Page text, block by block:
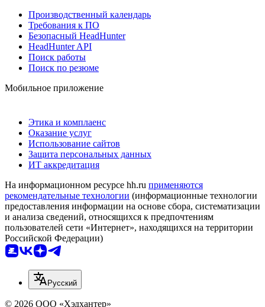
Производственный календарь
Требования к ПО
Безопасный HeadHunter
HeadHunter API
Поиск работы
Поиск по резюме
Мобильное приложение
Этика и комплаенс
Оказание услуг
Использование сайтов
Защита персональных данных
ИТ аккредитация
На информационном ресурсе hh.ru применяются
рекомендательные технологии (информационные технологии
предоставления информации на основе сбора, систематизации
и анализа сведений, относящихся к предпочтениям
пользователей сети «Интернет», находящихся на территории
Российской Федерации)
Русский
© 2026 ООО «Хэдхантер»